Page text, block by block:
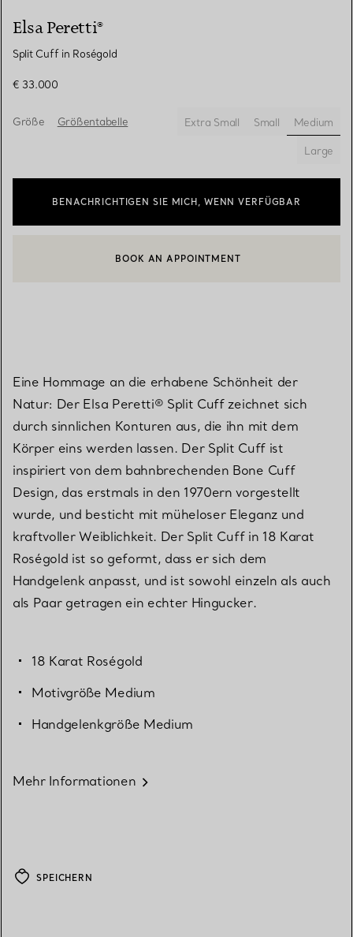
Elsa Peretti®
Split Cuff in Roségold
€ 33.000
Größe Größentabelle Extra Small Small
Medium
Large
BENACHRICHTIGEN SIE MICH, WENN VERFÜGBAR
EINEN KUNDENBERATER KONTAKTIEREN ODER EINEN
BOOK AN APPOINTMENT
Eine Hommage an die erhabene Schönheit der
Natur: Der Elsa Peretti® Split Cuff zeichnet sich
durch sinnlichen Konturen aus, die ihn mit dem
Körper eins werden lassen. Der Split Cuff ist
inspiriert von dem bahnbrechenden Bone Cuff
Design, das erstmals in den 1970ern vorgestellt
wurde, und besticht mit müheloser Eleganz und
kraftvoller Weiblichkeit. Der Split Cuff in 18 Karat
Roségold ist so geformt, dass er sich dem
Handgelenk anpasst, und ist sowohl einzeln als auch
als Paar getragen ein echter Hingucker.
18 Karat Roségold
Motivgröße Medium
Handgelenkgröße Medium
Mehr Informationen
SPEICHERN